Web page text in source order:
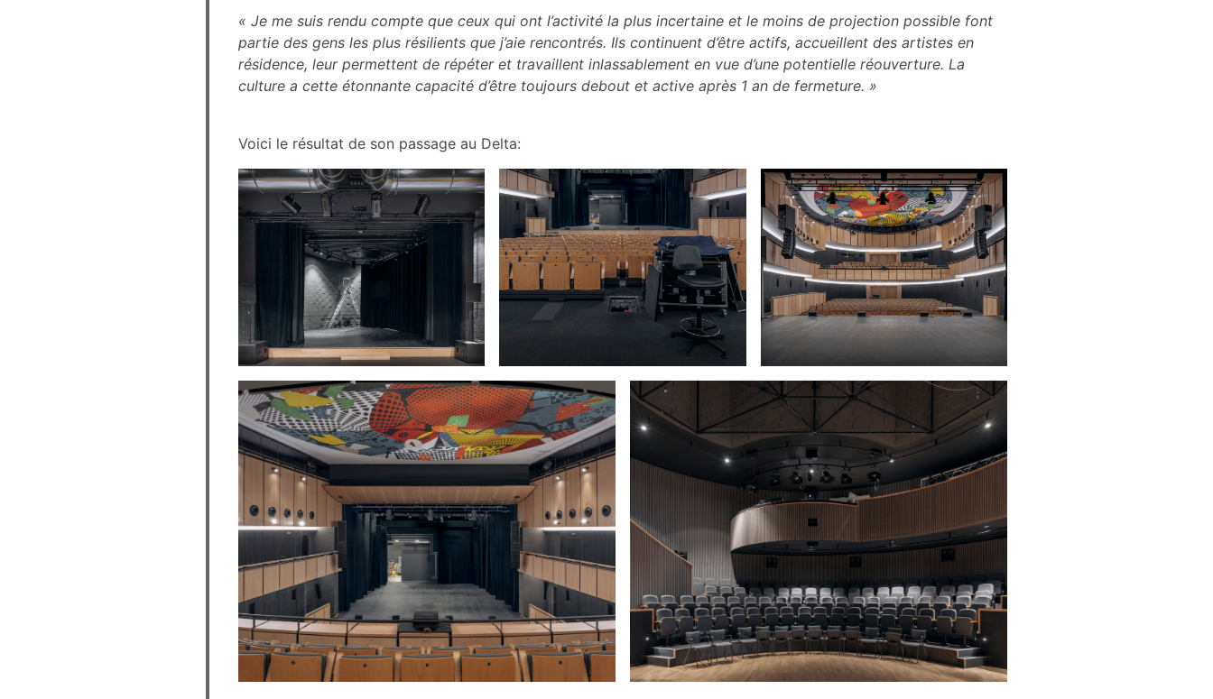
« Je me suis rendu compte que ceux qui ont l’activité la plus incertaine et le moins de projection possible font
partie des gens les plus résilients que j’aie rencontrés. Ils continuent d’être actifs, accueillent des artistes en
résidence, leur permettent de répéter et travaillent inlassablement en vue d’une potentielle réouverture. La
culture a cette étonnante capacité d’être toujours debout et active après 1 an de fermeture. »
Voici le résultat de son passage au Delta: